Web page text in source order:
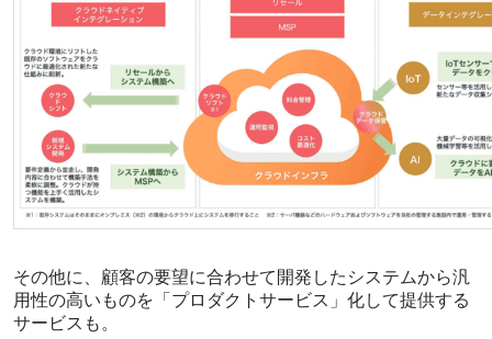
その他に、顧客の要望に合わせて開発したシステムから汎
用性の高いものを「プロダクトサービス」化して提供する
サービスも。